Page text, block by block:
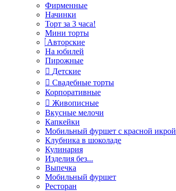
Фирменные
Начинки
Торт за 3 часа!
Мини торты
Авторские
На юбилей
Пирожные
Детские
Свадебные торты
Корпоративные
Живописные
Вкусные мелочи
Капкейки
Мобильный фуршет с красной икрой
Клубника в шоколаде
Кулинария
Изделия без...
Выпечка
Мобильный фуршет
Ресторан